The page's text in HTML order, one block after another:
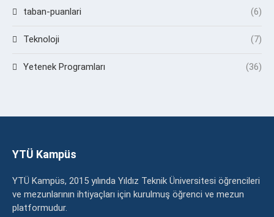
taban-puanlari (6)
Teknoloji (7)
Yetenek Programları (36)
YTÜ Kampüs
YTÜ Kampüs, 2015 yılında Yıldız Teknik Üniversitesi öğrencileri
ve mezunlarının ihtiyaçları için kurulmuş öğrenci ve mezun
platformudur.